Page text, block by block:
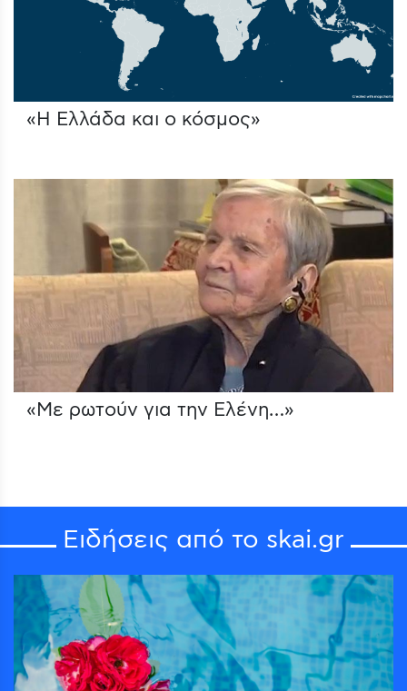
«Η Ελλάδα και ο κόσμος»
«Με ρωτούν για την Ελένη…»
Ειδήσεις από το skai.gr